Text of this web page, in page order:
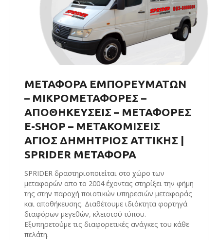
ΜΕΤΑΦΟΡΑ ΕΜΠΟΡΕΥΜΑΤΩΝ
– ΜΙΚΡΟΜΕΤΑΦΟΡΕΣ –
ΑΠΟΘΗΚΕΥΣΕΙΣ – ΜΕΤΑΦΟΡΕΣ
E-SHOP – ΜΕΤΑΚΟΜΙΣΕΙΣ
ΑΓΙΟΣ ΔΗΜΗΤΡΙΟΣ ΑΤΤΙΚΗΣ |
SPRIDER ΜΕΤΑΦΟΡΑ
SPRIDER δραστηριοποιείται στο χώρο των
μεταφορών απο το 2004 έχοντας στηρίξει την φήμη
της στην παροχή ποιοτικών υπηρεσιών μεταφοράς
και αποθήκευσης. Διαθέτουμε ιδιόκτητα φορτηγά
διαφόρων μεγεθών, κλειστού τύπου.
Εξυπηρετούμε τις διαφορετικές ανάγκες του κάθε
πελάτη.